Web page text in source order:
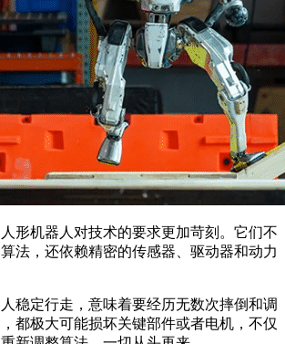
机器人对技术的要求更加苛刻。它们不
法，还依赖精密的传感器、驱动器和动力
定行走，意味着要经历无数次摔倒和调
都极大可能损坏关键部件或者电机，不仅